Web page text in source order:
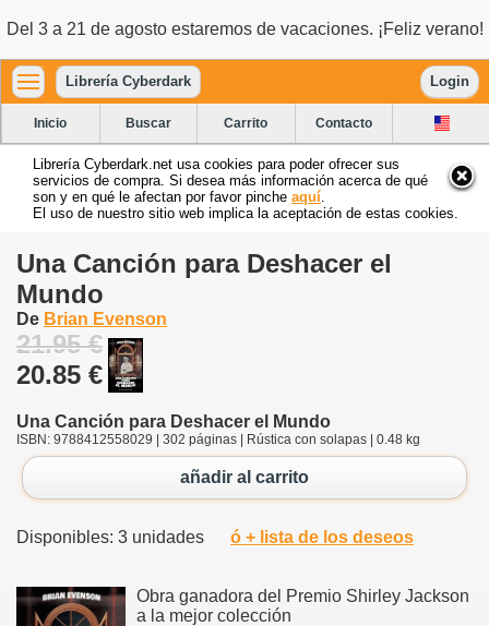
Del 3 a 21 de agosto estaremos de vacaciones. ¡Feliz verano!
Librería Cyberdark Login
Inicio Buscar Carrito Contacto
Librería Cyberdark.net usa cookies para poder ofrecer sus
servicios de compra. Si desea más información acerca de qué
son y en qué le afectan por favor pinche aquí
El uso de nuestro sitio web implica la aceptación de estas cookies.
Una Canción para Deshacer el
Mundo
De Brian Evenson
21.95 €
20.85 €
Una Canción para Deshacer el Mundo
ISBN: 9788412558029 | 302 páginas | Rústica con solapas | 0.48 kg
añadir al carrito
Disponibles: 3 unidades ó + lista de los deseos
Obra ganadora del Premio Shirley Jackson
a la mejor colección